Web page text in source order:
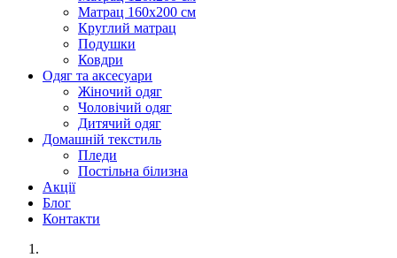
Матрац 160х200 см
Круглий матрац
Подушки
Ковдри
Одяг та аксесуари
Жіночий одяг
Чоловічий одяг
Дитячий одяг
Домашній текстиль
Пледи
Постільна білизна
Акції
Блог
Контакти